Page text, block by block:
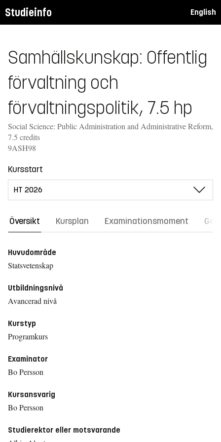
Studieinfo English
Samhällskunskap: Offentlig
förvaltning och
förvaltningspolitik, 7.5 hp
Social Science: Public Administration and Administrative Reform,
7.5 credits
9ASH98
Kursstart
Översikt Kursplan Examinationsmoment
Huvudområde
Statsvetenskap
Utbildningsnivå
Avancerad nivå
Kurstyp
Programkurs
Examinator
Bo Persson
Kursansvarig
Bo Persson
Studierektor eller motsvarande